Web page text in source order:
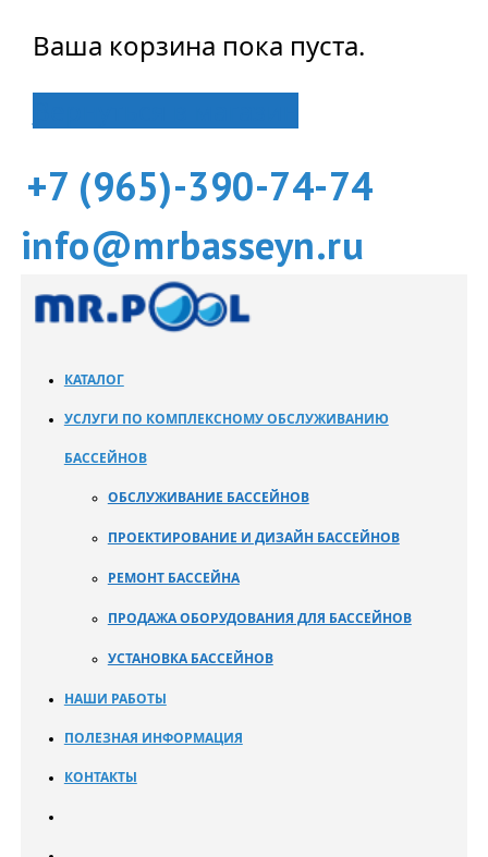
Ваша корзина пока пуста.
+7 (965)-390-74-74
info@mrbasseyn.ru
КАТАЛОГ
УСЛУГИ ПО КОМПЛЕКСНОМУ ОБСЛУЖИВАНИЮ
БАССЕЙНОВ
ОБСЛУЖИВАНИЕ БАССЕЙНОВ
ПРОЕКТИРОВАНИЕ И ДИЗАЙН БАССЕЙНОВ
РЕМОНТ БАССЕЙНА
ПРОДАЖА ОБОРУДОВАНИЯ ДЛЯ БАССЕЙНОВ
УСТАНОВКА БАССЕЙНОВ
НАШИ РАБОТЫ
ПОЛЕЗНАЯ ИНФОРМАЦИЯ
КОНТАКТЫ